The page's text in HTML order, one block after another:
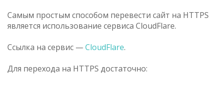
Самым простым способом перевести сайт на HTTPS
является использование сервиса CloudFlare.
Ссылка на сервис —CloudFlare.
Для перехода на HTTPS достаточно: